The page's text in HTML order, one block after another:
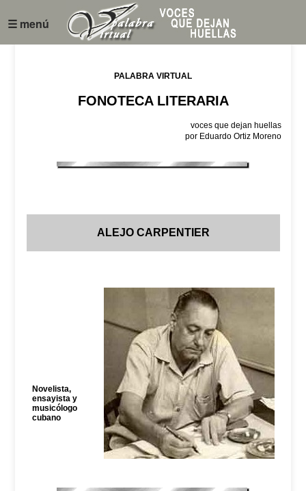
☰ menú
PALABRA VIRTUAL
FONOTECA LITERARIA
voces que dejan huellas
por Eduardo Ortiz Moreno
ALEJO CARPENTIER
Novelista,
ensayista y
musicólogo
cubano